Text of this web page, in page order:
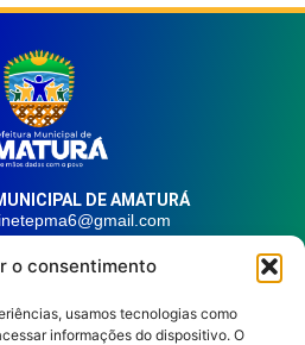
o consentimento
usamos tecnologias como
informações do dispositivo. O
DE AMATURÁ
n° 1746, Centro | Amaturá – AM